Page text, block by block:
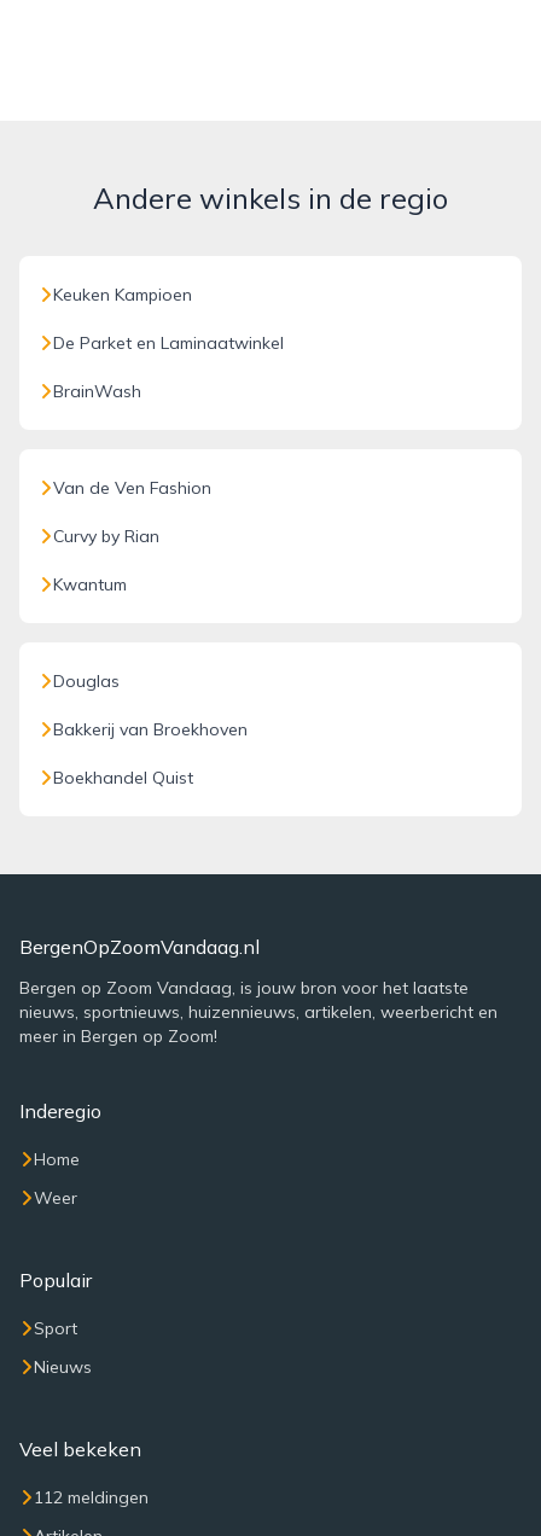
Andere winkels in de regio
Keuken Kampioen
De Parket en Laminaatwinkel
BrainWash
Van de Ven Fashion
Curvy by Rian
Kwantum
Douglas
Bakkerij van Broekhoven
Boekhandel Quist
BergenOpZoomVandaag.nl
Bergen op Zoom Vandaag, is jouw bron voor het laatste
nieuws, sportnieuws, huizennieuws, artikelen, weerbericht en
meer in Bergen op Zoom!
Inderegio
Home
Weer
Populair
Sport
Nieuws
Veel bekeken
112 meldingen